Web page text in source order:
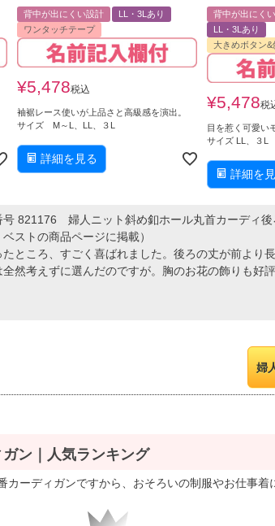
背中が出にくい設計
LL・3Lあり
ワンタッチテープ
¥5,478税込
袖裾レース使いが上品さと高級感を演出。
サイズ M～L、LL、３L
詳細を見る
背中が出にく
LL・3Lあり
大きめボタン
¥5,478税
目を惹く可愛い
サイズ LL、３L
詳細を
号 821176 婦人ニット斜め釦ホール丸首カーディ
ストの商品ページに掲載）
ところ、すごく喜ばれました。後ろの丈が前より
然考えずに選んだのですが。胸のお花の飾りも好
婦
ン｜人気ランキング
カーディガンですから、おそろいの制服やお仕事着